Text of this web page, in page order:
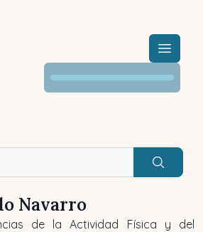
Menú
Buscar
Navarro
de la Actividad Física y del